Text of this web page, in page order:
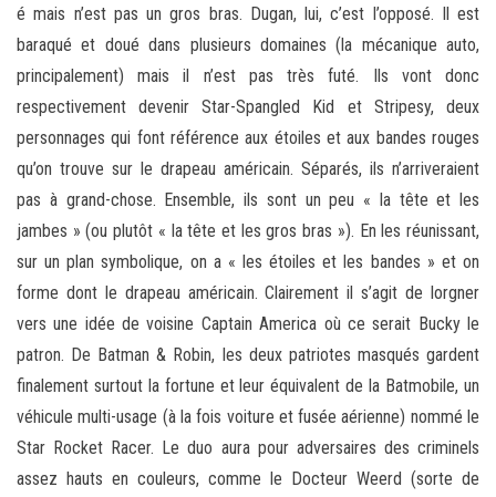
é mais n’est pas un gros bras. Dugan, lui, c’est l’opposé. Il est
baraqué et doué dans plusieurs domaines (la mécanique auto,
principalement) mais il n’est pas très futé. Ils vont donc
respectivement devenir Star-Spangled Kid et Stripesy, deux
personnages qui font référence aux étoiles et aux bandes rouges
qu’on trouve sur le drapeau américain. Séparés, ils n’arriveraient
pas à grand-chose. Ensemble, ils sont un peu « la tête et les
jambes » (ou plutôt « la tête et les gros bras »). En les réunissant,
sur un plan symbolique, on a « les étoiles et les bandes » et on
forme dont le drapeau américain. Clairement il s’agit de lorgner
vers une idée de voisine Captain America où ce serait Bucky le
patron. De Batman & Robin, les deux patriotes masqués gardent
finalement surtout la fortune et leur équivalent de la Batmobile, un
véhicule multi-usage (à la fois voiture et fusée aérienne) nommé le
Star Rocket Racer. Le duo aura pour adversaires des criminels
assez hauts en couleurs, comme le Docteur Weerd (sorte de